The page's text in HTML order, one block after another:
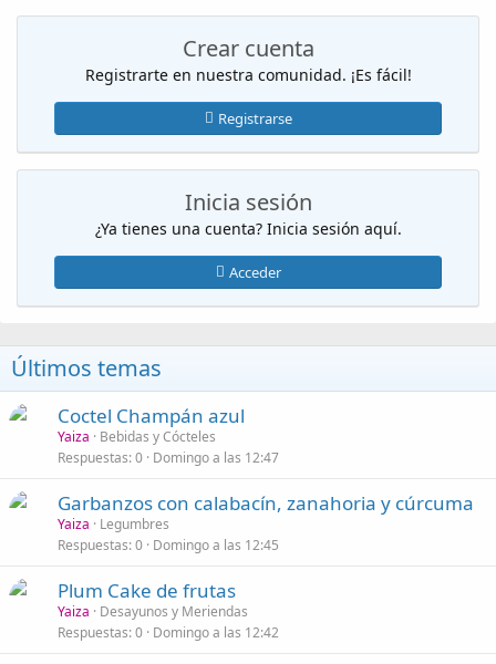
Crear cuenta
Registrarte en nuestra comunidad. ¡Es fácil!
Registrarse
Inicia sesión
¿Ya tienes una cuenta? Inicia sesión aquí.
Acceder
Últimos temas
Coctel Champán azul
Yaiza
Bebidas y Cócteles
Respuestas 0 Domingo a las 12:47
Garbanzos con calabacín, zanahoria y cúrcuma
Yaiza
Legumbres
Respuestas 0 Domingo a las 12:45
Plum Cake de frutas
Yaiza
Desayunos y Meriendas
Respuestas 0 Domingo a las 12:42